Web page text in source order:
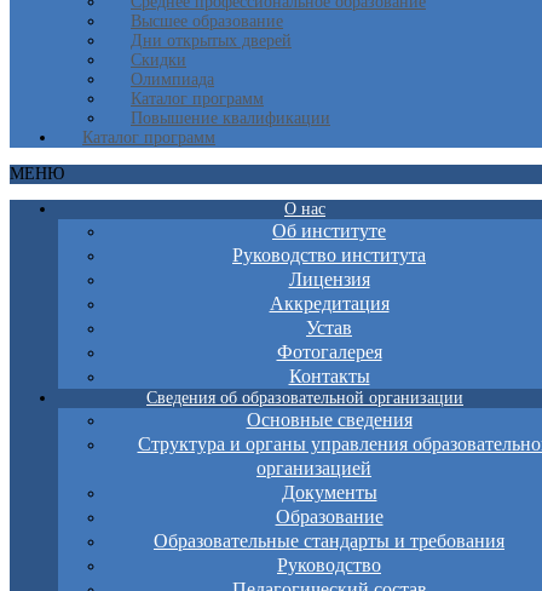
Высшее образование
Дни открытых дверей
Скидки
Олимпиада
Каталог программ
Повышение квалификации
Каталог программ
МЕНЮ
О нас
Об институте
Руководство института
Лицензия
Аккредитация
Устав
Фотогалерея
Контакты
Сведения об образовательной организации
Основные сведения
Структура и органы управления
организацией
Документы
Образование
Образовательные стандарты и требования
Руководство